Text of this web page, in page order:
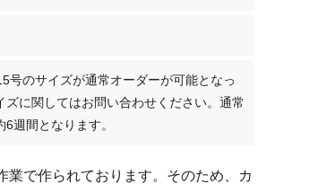
号のサイズが通常オーダーが可能となっ
ズに関してはお問い合わせください。通常
週間となります。
業で作られております。そのため、カ